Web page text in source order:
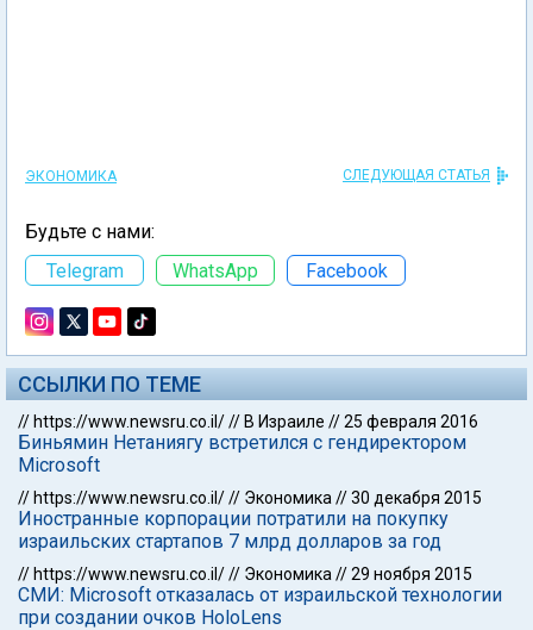
ЭКОНОМИКА СЛЕДУЮЩАЯ СТАТЬЯ
Будьте с нами:
Telegram
WhatsApp Facebook
ССЫЛКИ ПО ТЕМЕ
// https://www.newsru.co.il/// В Израиле //25 февраля 2016
Биньямин Нетаниягу встретился с гендиректором
Microsoft
// https://www.newsru.co.il/// Экономика //30 декабря 2015
Иностранные корпорации потратили на покупку
израильских стартапов 7 млрд долларов за год
// https://www.newsru.co.il/// Экономика //29 ноября 2015
СМИ: Microsoft отказалась от израильской технологии
при создании очков HoloLens